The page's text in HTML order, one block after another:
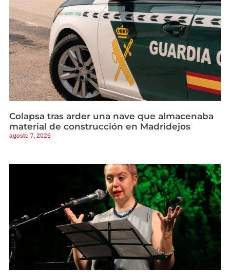
Colapsa tras arder una nave que almacenaba
material de construcción en Madridejos
agosto 7, 2026